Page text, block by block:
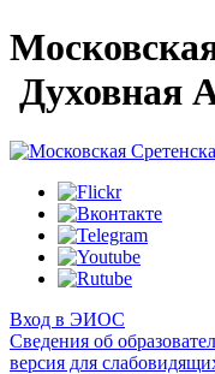
Духовная
Вход в ЭИОС
Сведения об
версия для